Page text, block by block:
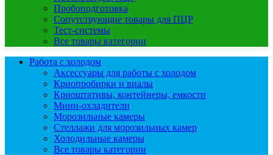
Пробоподготовка
Сопутствующие товары для ПЦР
Тест-системы
Все товары категории
Работа с холодом
Аксессуары для работы с холодом
Криопробирки и виалы
Криоштативы, контейнеры, емкости
Мини-охладители
Морозильные камеры
Стеллажи для морозильных камер
Холодильные камеры
Все товары категории